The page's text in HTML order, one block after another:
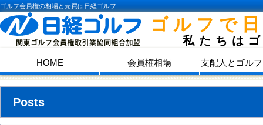
ゴルフ会員権の相場と売買は日経ゴルフ
ゴルフで
私たちは
HOME 会員権相場 支配人とゴル
Posts